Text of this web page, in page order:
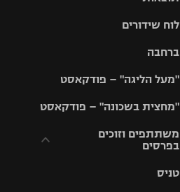
לוח שידורים
ברחבה
"מעל הליגה" – פודקאסט
"מחצית בשכונה" – פודקאסט
משתתפים וזוכים
בפרסים
טניס